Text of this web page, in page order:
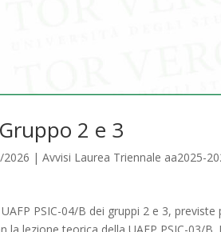
2 e 3
2026 |Avvisi Laurea Triennale aa2025-
PSIC-04/B dei gruppi 2 e 3,